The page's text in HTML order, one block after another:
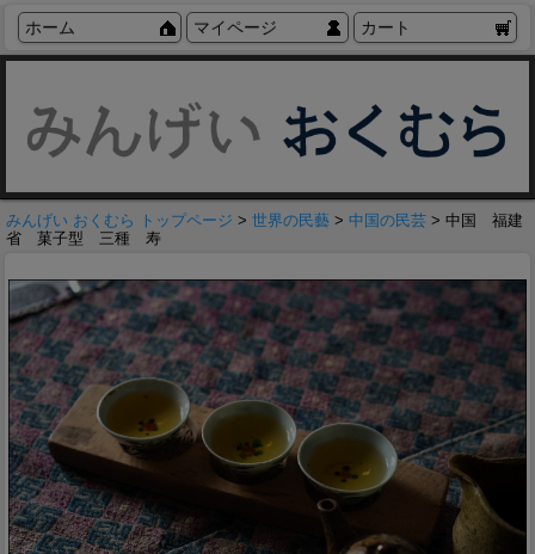
ホーム マイページ カート
みんげい おくむら トップページ > 世界の民藝 > 中国の民芸 > 中国 福建
省 菓子型 三種 寿